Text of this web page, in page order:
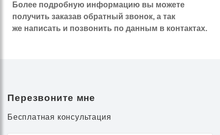
Более подробную информацию вы можете
получить заказав обратный звонок, а так
же написать и позвонить по данным в контактах.
Перезвоните мне
Бесплатная консультация